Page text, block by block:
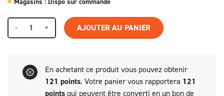
(1 avis)
- + AJOUTER AU PANIER
En achetant ce produit vous pouvez obtenir
121 points. Votre panier vous rapportera 121
pointsqui peuvent être converti en un bon de